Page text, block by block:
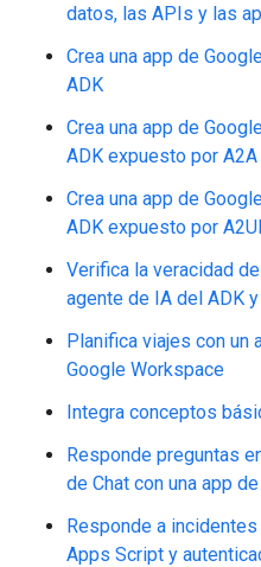
datos, las APIs y las
Crea una app de
ADK
Crea una app de
ADK expuesto por A2A
Crea una app de
ADK expuesto por A2UI
Verifica la veracidad
agente de IA del ADK
Planifica viajes con un
Google Workspace
Integra conceptos
Responde preguntas
de Chat con una app
Responde a
Apps Script y